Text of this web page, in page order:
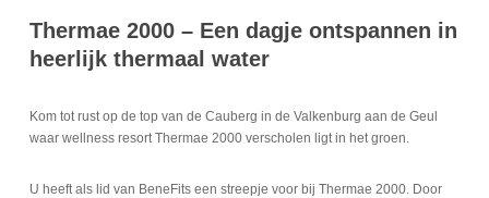
Thermae 2000 – Een dagje ontspannen in
heerlijk thermaal water
Kom tot rust op de top van de Cauberg in de Valkenburg aan de Geul
waar wellness resort Thermae 2000 verscholen ligt in het groen.
U heeft als lid van BeneFits een streepje voor bij Thermae 2000. Door